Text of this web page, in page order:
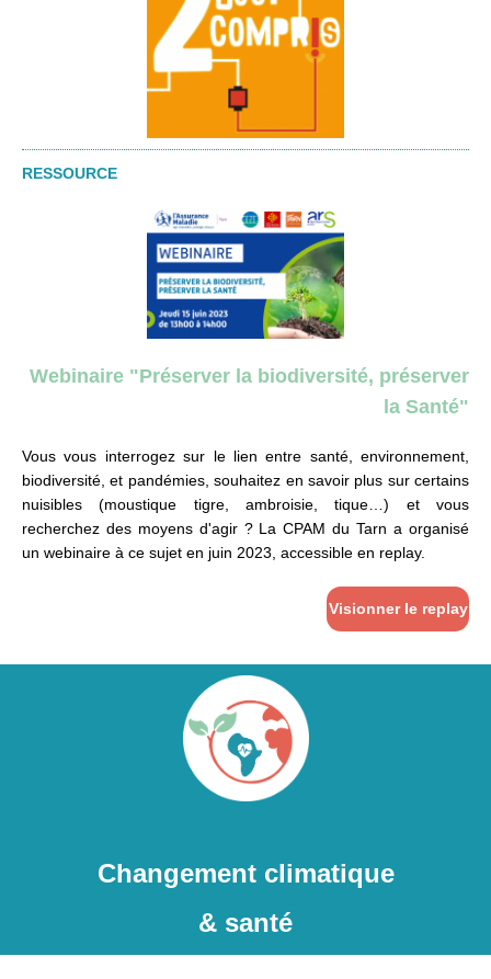
RESSOURCE
Webinaire "Préserver la biodiversité, préserver
la Santé"
Vous vous interrogez sur le lien entre santé, environnement,
biodiversité, et pandémies, souhaitez en savoir plus sur certains
nuisibles (moustique tigre, ambroisie, tique…) et vous
recherchez des moyens d'agir ? La CPAM du Tarn a organisé
un webinaire à ce sujet en juin 2023, accessible en replay.
Visionner le replay
Changement climatique
& santé